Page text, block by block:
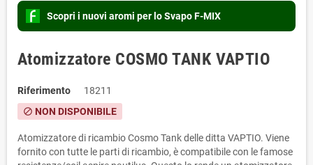
Scopri i nuovi aromi per lo Svapo F-MIX
Atomizzatore COSMO TANK VAPTIO
Riferimento 18211
block NON DISPONIBILE
Atomizzatore di ricambio Cosmo Tank delle ditta VAPTIO. Viene
fornito con tutte le parti di ricambio, è compatibile con le famose